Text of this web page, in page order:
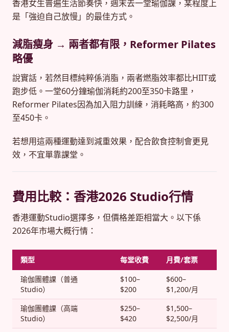
香港女生普遍生活節奏快，週末去一堂瑜伽課，某程度上
是「強迫自己放慢」的最佳方式。
減脂瘦身 → 兩者都有限，Reformer Pilates
略優
說實話，若然目標純粹係消脂，兩者燃脂效率都比HIIT或
跑步低。一堂60分鐘瑜伽消耗約200至350卡路里，
Reformer Pilates因為加入阻力訓練，消耗略高，約300
至450卡。
若想用這兩種運動達到減重效果，配合飲食控制會更見
效，不宜單靠課堂。
費用比較：香港2026 Studio行情
香港運動Studio選擇多，但價格差距相當大。以下係
2026年市場大概行情：
類型 每堂收費
月費/套票
瑜伽團體課（普通
Studio）
$100–
$200
$600–
$1,200/月
瑜伽團體課（高端
Studio）
$250–
$420
$1,500–
$2,500/月